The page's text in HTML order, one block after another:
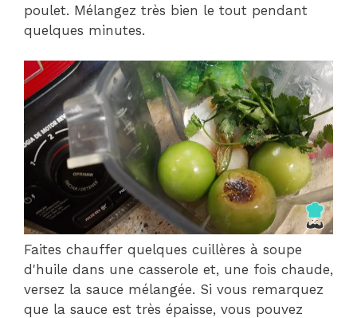
poulet. Mélangez très bien le tout pendant
quelques minutes.
Faites chauffer quelques cuillères à soupe
d'huile dans une casserole et, une fois chaude,
versez la sauce mélangée. Si vous remarquez
que la sauce est très épaisse, vous pouvez